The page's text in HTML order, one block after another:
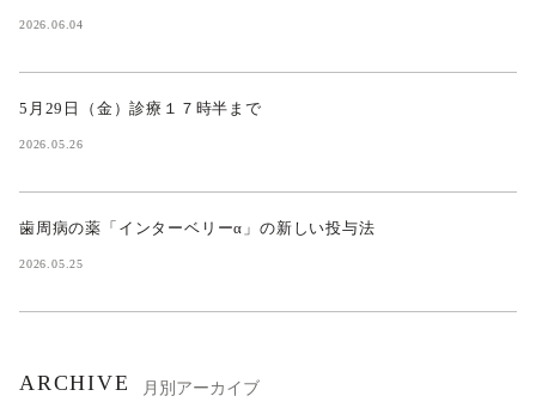
2026.06.04
5月29日（金）診療１７時半まで
2026.05.26
歯周病の薬「インターベリーα」の新しい投与法
2026.05.25
ARCHIVE 月別アーカイブ